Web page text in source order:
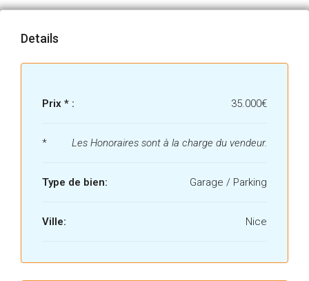
Details
Prix * : 35.000€
* Les Honoraires sont à la charge du vendeur.
Type de bien: Garage / Parking
Ville: Nice